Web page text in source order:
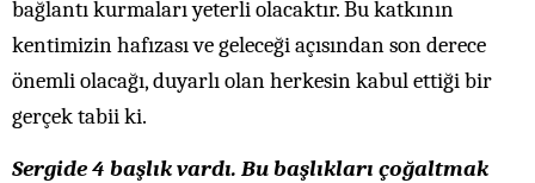
bağlantı kurmaları yeterli olacaktır. Bu katkının
kentimizin hafızası ve geleceği açısından son derece
önemli olacağı, duyarlı olan herkesin kabul ettiği bir
gerçek tabii ki.
Sergide 4 başlık vardı. Bu başlıkları çoğaltmak